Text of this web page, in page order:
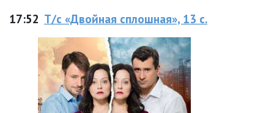
17:52 Т/с «Двойная сплошная», 13 с.